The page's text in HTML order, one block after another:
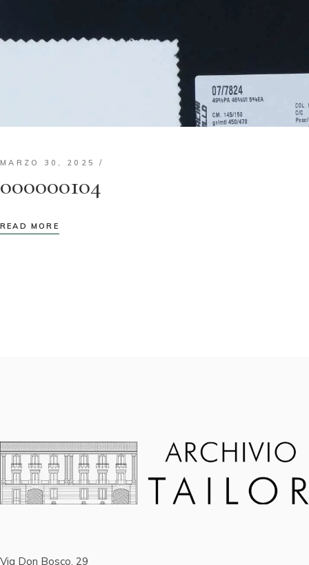
MARZO 30, 2025
000000104
READ MORE
Via Don Bosco, 29